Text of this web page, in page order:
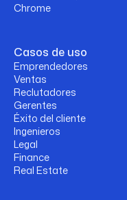
Chrome
Casos de uso
Emprendedores
Ventas
Reclutadores
Gerentes
Éxito del cliente
Ingenieros
Legal
Finance
Real Estate